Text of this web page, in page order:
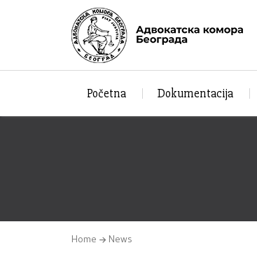
Početna Dokumentacija
Home News